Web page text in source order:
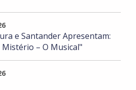
e Santander Apresentam:
– O Musical"